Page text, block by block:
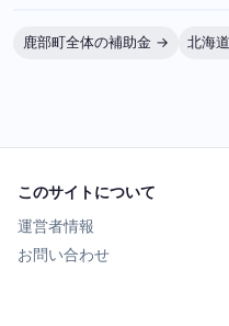
鹿部町全体の補助金 → 北海
このサイトについて
運営者情報
お問い合わせ